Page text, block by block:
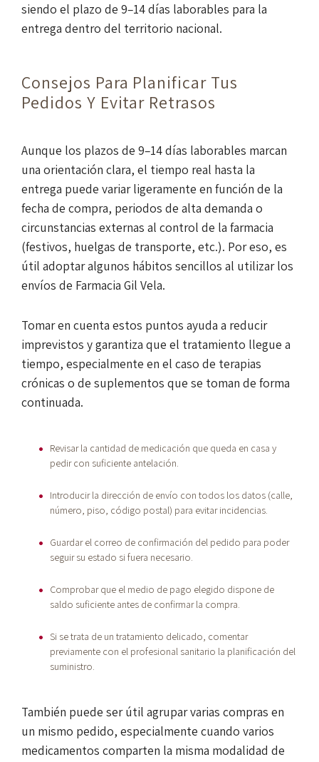
siendo el plazo de 9–14 días laborables para la
entrega dentro del territorio nacional.
Consejos Para Planificar Tus
Pedidos Y Evitar Retrasos
Aunque los plazos de 9–14 días laborables marcan
una orientación clara, el tiempo real hasta la
entrega puede variar ligeramente en función de la
fecha de compra, periodos de alta demanda o
circunstancias externas al control de la farmacia
(festivos, huelgas de transporte, etc.). Por eso, es
útil adoptar algunos hábitos sencillos al utilizar los
envíos de Farmacia Gil Vela.
Tomar en cuenta estos puntos ayuda a reducir
imprevistos y garantiza que el tratamiento llegue a
tiempo, especialmente en el caso de terapias
crónicas o de suplementos que se toman de forma
continuada.
Revisar la cantidad de medicación que queda en casa y
pedir con suficiente antelación.
Introducir la dirección de envío con todos los datos (calle,
número, piso, código postal) para evitar incidencias.
Guardar el correo de confirmación del pedido para poder
seguir su estado si fuera necesario.
Comprobar que el medio de pago elegido dispone de
saldo suficiente antes de confirmar la compra.
Si se trata de un tratamiento delicado, comentar
previamente con el profesional sanitario la planificación del
suministro.
También puede ser útil agrupar varias compras en
un mismo pedido, especialmente cuando varios
medicamentos comparten la misma modalidad de